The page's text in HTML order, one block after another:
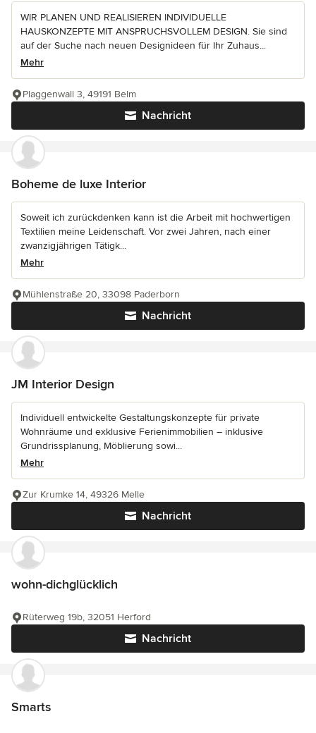
WIR PLANEN UND REALISIEREN INDIVIDUELLE
HAUSKONZEPTE MIT ANSPRUCHSVOLLEM DESIGN. Sie sind
auf der Suche nach neuen Designideen für Ihr Zuhaus...
Mehr
Nachricht
Plaggenwall 3, 49191 Belm
Boheme de luxe Interior
Soweit ich zurückdenken kann ist die Arbeit mit hochwertigen
Textilien meine Leidenschaft. Vor zwei Jahren, nach einer
zwanzigjährigen Tätigk...
Mehr
Nachricht
Mühlenstraße 20, 33098 Paderborn
JM Interior Design
Individuell entwickelte Gestaltungskonzepte für private
Wohnräume und exklusive Ferienimmobilien – inklusive
Grundrissplanung, Möblierung sowi...
Mehr
Nachricht
Zur Krumke 14, 49326 Melle
wohn-dichglücklich
Nachricht
Rüterweg 19b, 32051 Herford
Smarts